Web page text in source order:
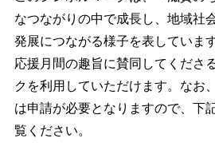
なつながりの中で成長し、地域社
発展につながる様子を表しています
応援月間の趣旨に賛同してくださ
クを利用していただけます。なお
は申請が必要となりますので、下
覧ください。